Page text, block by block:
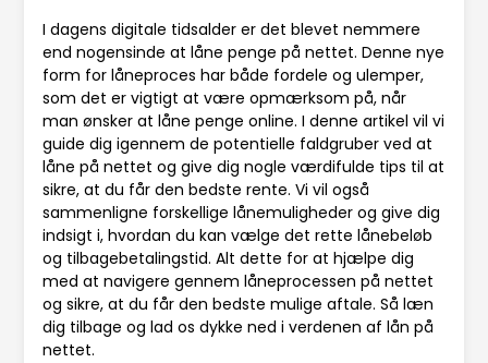
I dagens digitale tidsalder er det blevet nemmere
end nogensinde at låne penge på nettet. Denne nye
form for låneproces har både fordele og ulemper,
som det er vigtigt at være opmærksom på, når
man ønsker at låne penge online. I denne artikel vil vi
guide dig igennem de potentielle faldgruber ved at
låne på nettet og give dig nogle værdifulde tips til at
sikre, at du får den bedste rente. Vi vil også
sammenligne forskellige lånemuligheder og give dig
indsigt i, hvordan du kan vælge det rette lånebeløb
og tilbagebetalingstid. Alt dette for at hjælpe dig
med at navigere gennem låneprocessen på nettet
og sikre, at du får den bedste mulige aftale. Så læn
dig tilbage og lad os dykke ned i verdenen af ​​lån på
nettet.